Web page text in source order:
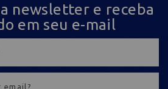
newsletter e receba
em seu e-mail